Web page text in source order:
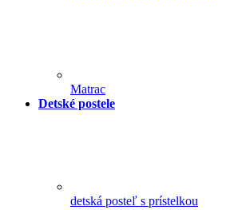
Matrac
Detské postele
detská posteľ s prístelkou